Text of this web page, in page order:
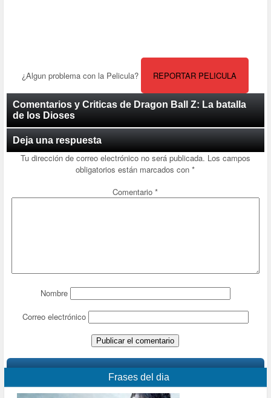
¿Algun problema con la Pelicula? REPORTAR PELICULA
Comentarios y Criticas de Dragon Ball Z: La batalla
de los Dioses
Deja una respuesta
Tu dirección de correo electrónico no será publicada. Los campos
obligatorios están marcados con*
Comentario*
Nombre
Correo electrónico
Frases del dia